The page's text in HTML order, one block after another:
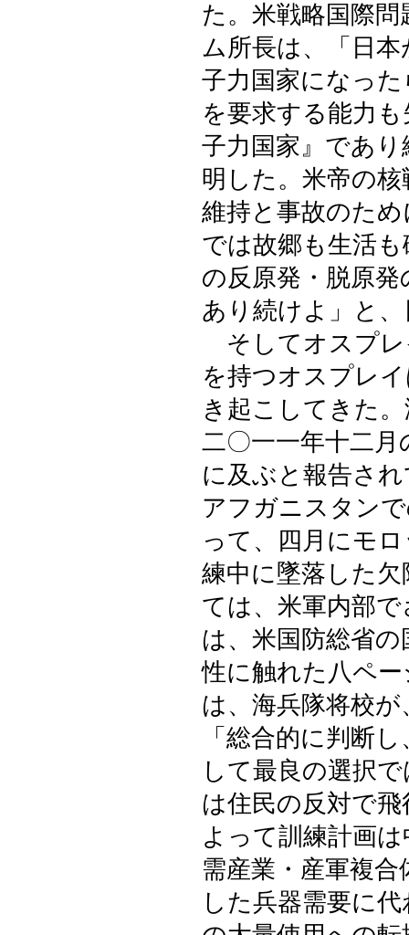
た。米戦略国際
ム所長は、「日
子力国家になっ
を要求する能力
子力国家』であ
明した。米帝の
維持と事故のた
では故郷も生活
の反原発・脱原
あり続けよ」と
そしてオスプレ
を持つオスプレ
き起こしてきた
二〇一一年十二
に及ぶと報告さ
アフガニスタン
って、四月にモ
練中に墜落した
ては、米軍内部
は、米国防総省
性に触れた八ペ
は、海兵隊将校
「総合的に判断
して最良の選択
は住民の反対で
よって訓練計画
需産業・産軍複
した兵器需要に